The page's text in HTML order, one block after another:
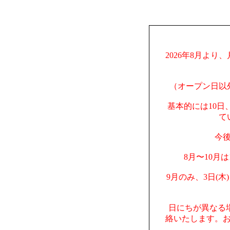
2026年8月より
（オープン日
基本的には10日
て
今
8月〜10月
9月のみ、3日(木
日にちが異なる
絡いたします。